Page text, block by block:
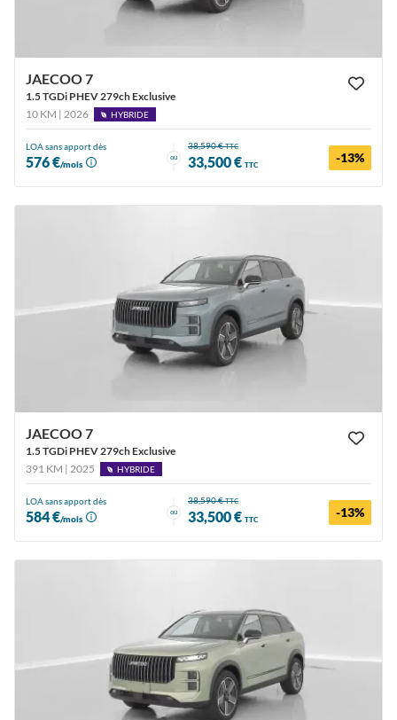
JAECOO 7
1.5 TGDi PHEV 279ch Exclusive
10 KM | 2026
HYBRIDE
LOA sans apport dès
576 €/mois
ou
38,590 €TTC
33,500 € TTC -13%
JAECOO 7
1.5 TGDi PHEV 279ch Exclusive
391 KM | 2025
HYBRIDE
LOA sans apport dès
584 €/mois
ou
38,590 €TTC
33,500 € TTC -13%